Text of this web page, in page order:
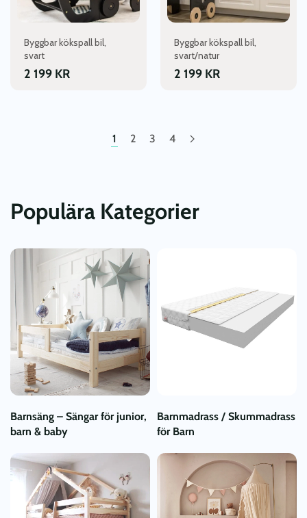
Byggbar kökspall bil,
svart
2 199 KR
produktsidan
Byggbar kökspall bil,
svart/natur
2 199 KR
kan
produktsidan
1 2 3 4
Populära Kategorier
Barnsäng – Sängar för junior,
barn & baby
Barnmadrass / Skummadrass
för Barn